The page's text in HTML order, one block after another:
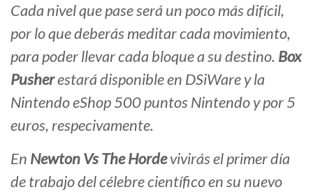
Cada nivel que pase será un poco más difícil,
por lo que deberás meditar cada movimiento,
para poder llevar cada bloque a su destino. Box
Pusherestará disponible en DSiWare y la
Nintendo eShop 500 puntos Nintendo y por 5
euros, respecivamente.
En Newton Vs The Hordevivirás el primer día
de trabajo del célebre científico en su nuevo